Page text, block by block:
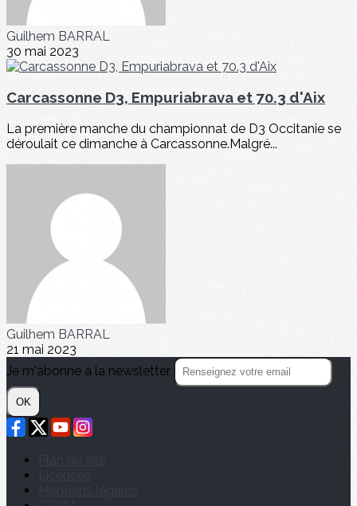
Guilhem BARRAL
30 mai 2023
Carcassonne D3, Empuriabrava et 70.3 d'Aix
La première manche du championnat de D3 Occitanie se
déroulait ce dimanche à Carcassonne.Malgré...
Guilhem BARRAL
21 mai 2023
Je m'abonne à la newsletter
OK